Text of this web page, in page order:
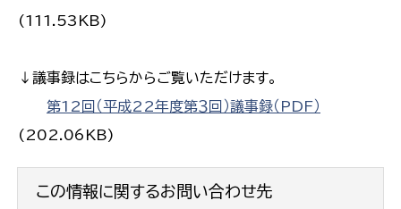
(111.53KB)
↓議事録はこちらからご覧いただけます。
第12回（平成22年度第３回）議事録（PDF）
(202.06KB)
この情報に関するお問い合わせ先